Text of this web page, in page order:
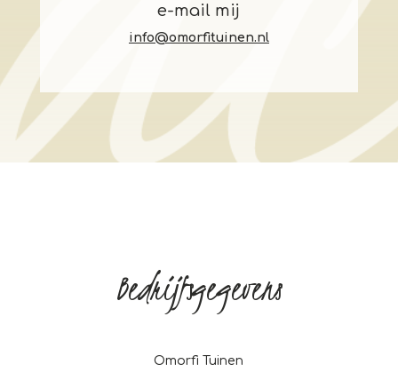
e-mail mij
info@omorfituinen.nl
Bedrijfsgegevens
Omorfi Tuinen